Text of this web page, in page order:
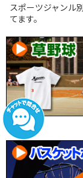
スポーツジャンル
てます。